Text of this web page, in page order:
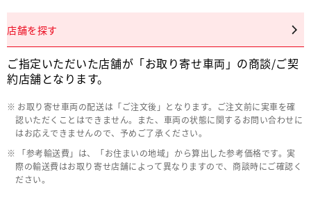
店舗を探す
ご指定いただいた店舗が「お取り寄せ車両」の商談/ご契
約店舗となります。
お取り寄せ車両の配送は「ご注文後」となります。ご注文前に実車を確
認いただくことはできません。また、車両の状態に関するお問い合わせに
はお応えできませんので、予めご了承ください。
「参考輸送費」は、「お住まいの地域」から算出した参考価格です。実
際の輸送費はお取り寄せ店舗によって異なりますので、商談時にご確認く
ださい。